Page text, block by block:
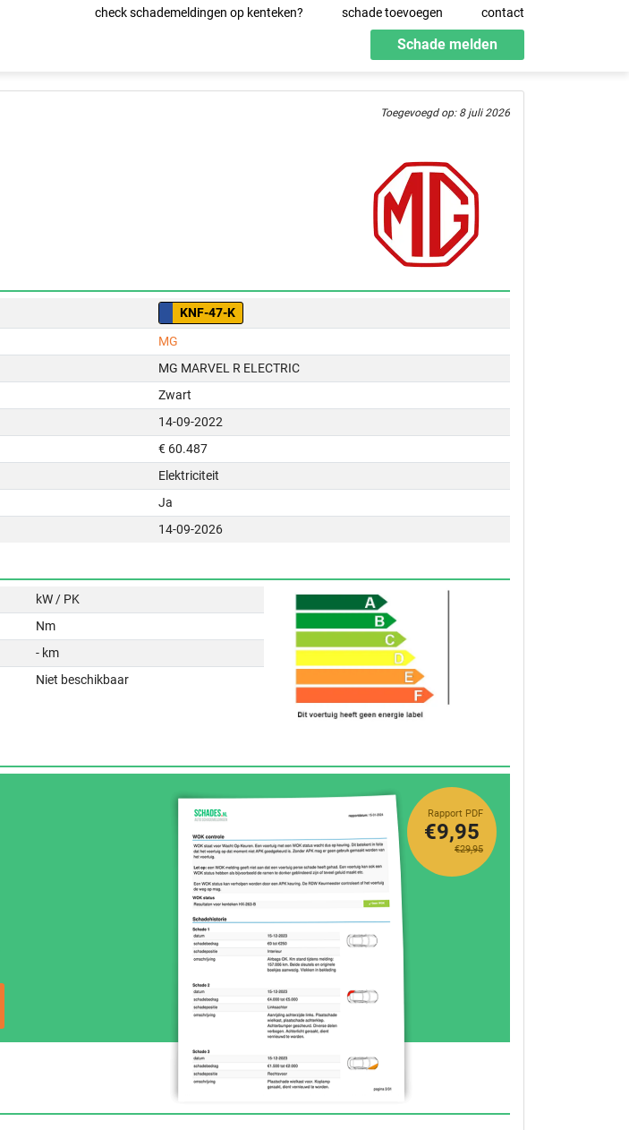
check schademeldingen op kenteken? schade toevoegen contact
Schade melden
Toegevoegd op: 8 juli 2026
KNF-47-K
MG
MG MARVEL R ELECTRIC
Zwart
14-09-2022
€ 60.487
Elektriciteit
Ja
14-09-2026
kW / PK
Nm
- km
Niet beschikbaar
Rapport PDF
€29,95
€9,95